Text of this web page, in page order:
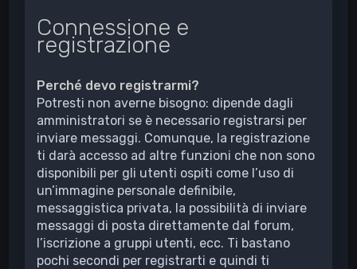
Connessione e
registrazione
Perché devo registrarmi?
Potresti non averne bisogno: dipende dagli
amministratori se è necessario registrarsi per
inviare messaggi. Comunque, la registrazione
ti darà accesso ad altre funzioni che non sono
disponibili per gli utenti ospiti come l’uso di
un’immagine personale definibile,
messaggistica privata, la possibilità di inviare
messaggi di posta direttamente dal forum,
l’iscrizione a gruppi utenti, ecc. Ti bastano
pochi secondi per registrarti e quindi ti